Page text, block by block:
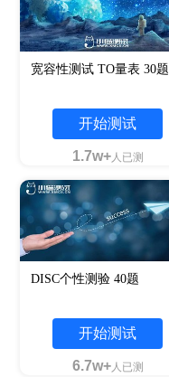
宽容性测试 TO量表 30题
开始测试
1.7w+人已测
DISC个性测验 40题
开始测试
6.7w+人已测